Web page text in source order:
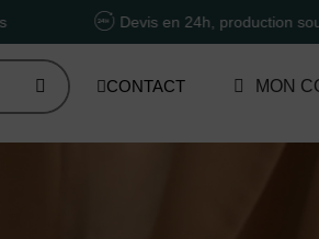
Devis en 24h, production sous 15 jours
CONTACT MON